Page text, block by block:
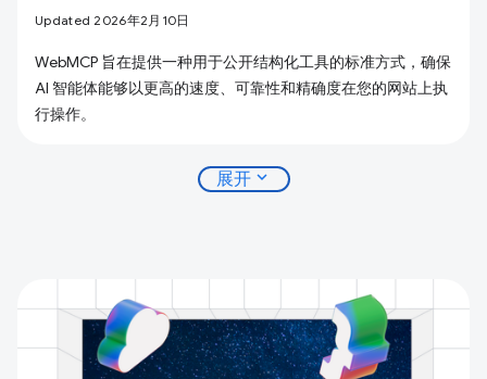
Updated 2026年2月10日
WebMCP 旨在提供一种用于公开结构化工具的标准方式，确保
AI 智能体能够以更高的速度、可靠性和精确度在您的网站上执
行操作。
展开 expand_more